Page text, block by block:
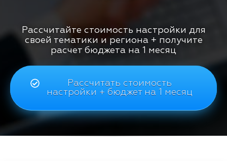
Рассчитайте стоимость настройки для
своей тематики и региона + получите
расчет бюджета на 1 месяц
Рассчитать стоимость
настройки + бюджет на 1 месяц